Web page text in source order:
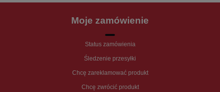
Moje zamówienie
Status zamówienia
Śledzenie przesyłki
Chcę zareklamować produkt
Chcę zwrócić produkt